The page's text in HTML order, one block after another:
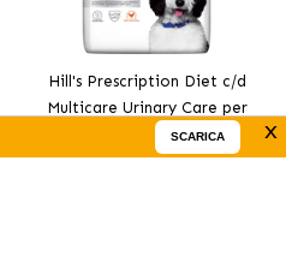
Hill's Prescription Diet c/d
Multicare Urinary Care per
.29 €
SCARICA x